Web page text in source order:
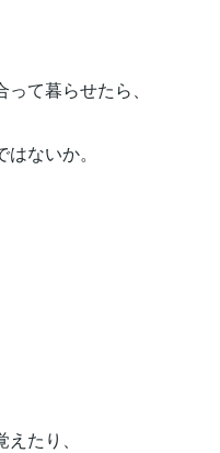
て暮らせたら、
ないか。
たり、